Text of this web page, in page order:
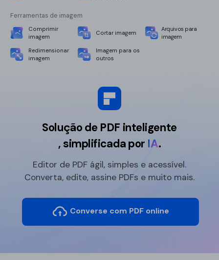
Ferramentas de imagem
Comprimir
imagem
Cortar imagem
Arquivos para
imagem
Redimensionar
imagem
Imagem para os
outros
Solução de PDF inteligente
, simplificada por IA.
Editor de PDF ágil, simples e acessível.
Converta, edite, assine PDFs e muito mais.
Converse com PDF online